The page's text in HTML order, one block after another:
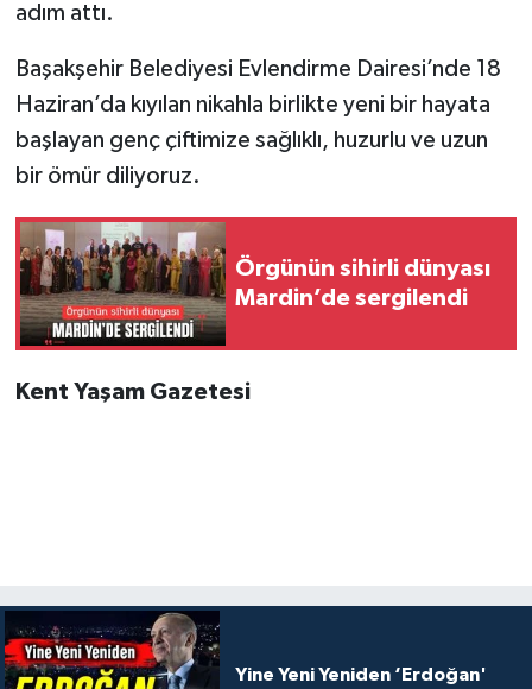
adım attı.
Başakşehir Belediyesi Evlendirme Dairesi’nde 18
Haziran’da kıyılan nikahla birlikte yeni bir hayata
başlayan genç çiftimize sağlıklı, huzurlu ve uzun
bir ömür diliyoruz.
Örgünün sihirli dünyası
Mardin’de sergilendi
Kent Yaşam Gazetesi
Yine Yeni Yeniden ‘Erdoğan'